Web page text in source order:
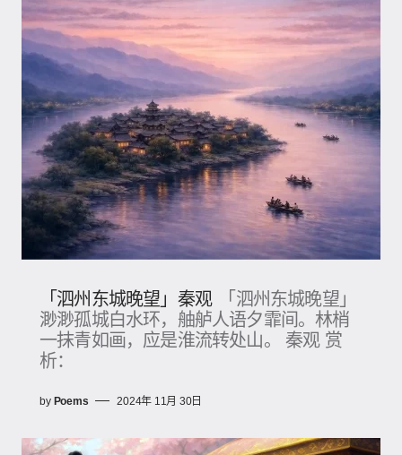
「泗州东城晚望」秦观
「泗州东城晚望」
渺渺孤城白水环，舳舻人语夕霏间。林梢
一抹青如画，应是淮流转处山。 秦观 赏
析：
by Poems 2024年 11月 30日